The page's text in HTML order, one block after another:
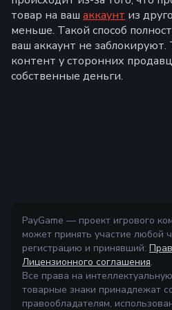
товар на ваш аккаунт из
меньше. Такой способ
ваш аккаунт не заблокируют.
контент у сторонних
собственные деньги.
PayGame — проект игрового
может принять участие любой
регистрацию и принявший:
Лицензионного соглашения.
Все права на
товарные знаки принадлежат
правообладателям,